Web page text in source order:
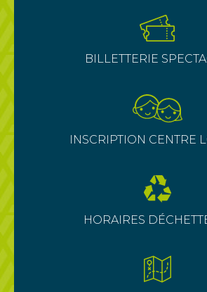
BILLETTERIE
INSCRIPTION CENTRE
HORAIRES